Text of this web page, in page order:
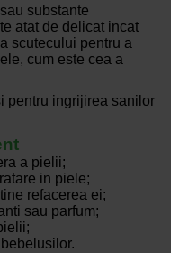
substante
atat de delicat incat
scutecului pentru a
cum este cea a
pentru ingrijirea sanilor
a pielii;
in piele;
refacerea ei;
sau parfum;